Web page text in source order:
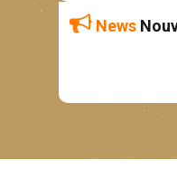
News